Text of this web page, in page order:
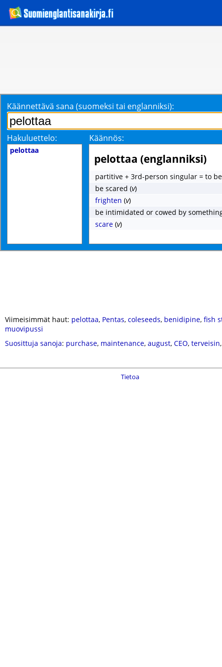
Käännettävä sana (suomeksi tai englanniksi):
Hakuluettelo: Käännös:
pelottaa
pelottaa (englanniksi)
partitive + 3rd-person singular = to
be scared (v)
frighten (v)
be intimidated or cowed by
scare (v)
Viimeisimmät haut: pelottaa, Pentas, coleseeds, benidipine, fish
muovipussi
Suosittuja sanoja: purchase, maintenance, august, CEO, terveisin
Tietoa